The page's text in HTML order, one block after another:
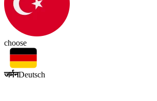
choose
जर्मनDeutsch